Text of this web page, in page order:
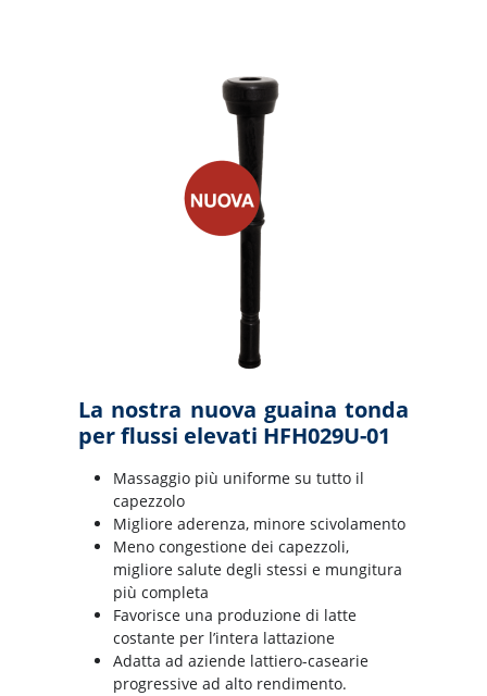
La nostra nuova guaina tonda
per flussi elevati HFH029U-01
Massaggio più uniforme su tutto il
capezzolo
Migliore aderenza, minore scivolamento
Meno congestione dei capezzoli,
migliore salute degli stessi e mungitura
più completa
Favorisce una produzione di latte
costante per l’intera lattazione
Adatta ad aziende lattiero-casearie
progressive ad alto rendimento.